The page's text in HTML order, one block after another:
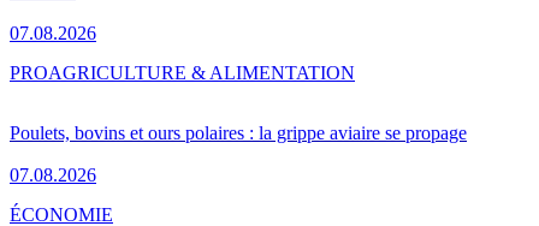
07.08.2026
Poulets, bovins et ours polaires : la grippe aviaire se propage
07.08.2026
PROAGRICULTURE & ALIMENTATION
ÉCONOMIE